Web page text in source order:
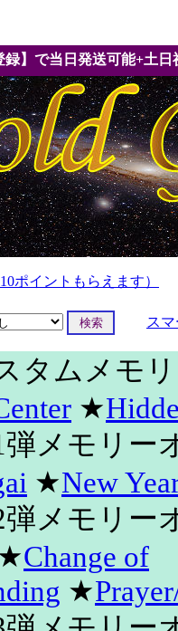
】で当日発送可能+土日
ポイントもらえます）
ス
タムメモ
★
弾メモリー
★New
弾メモリー
Change of
★